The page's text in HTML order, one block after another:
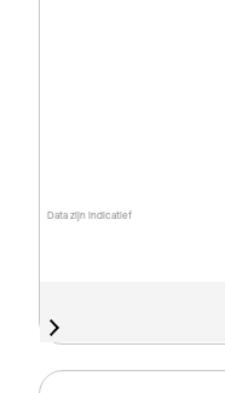
Data zijn indicatief